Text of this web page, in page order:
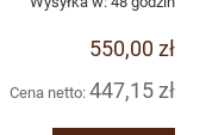
550,00 zł
Cena netto: 447,15 zł